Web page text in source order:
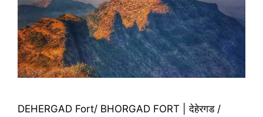
DEHERGAD Fort/ BHORGAD FORT | देहेरगड /